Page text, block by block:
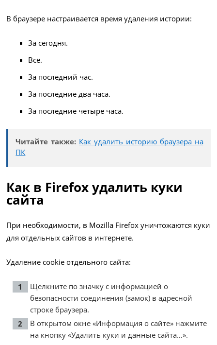
В браузере настраивается время удаления истории:
За сегодня.
Всё.
За последний час.
За последние два часа.
За последние четыре часа.
Читайте также: Как удалить историю браузера на
ПК
Как в Firefox удалить куки
сайта
При необходимости, в Mozilla Firefox уничтожаются куки
для отдельных сайтов в интернете.
Удаление cookie отдельного сайта:
Щелкните по значку с информацией о
безопасности соединения (замок) в адресной
строке браузера.
В открытом окне «Информация о сайте» нажмите
на кнопку «Удалить куки и данные сайта…».